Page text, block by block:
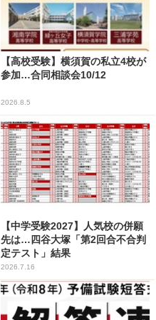
【高校受験】横須賀の私立4校が
参加…合同相談会10/12
2026.8.5
【中学受験2027】人気校の併願
先は…四谷大塚「第2回合不合判
定テスト」結果
2026.7.16